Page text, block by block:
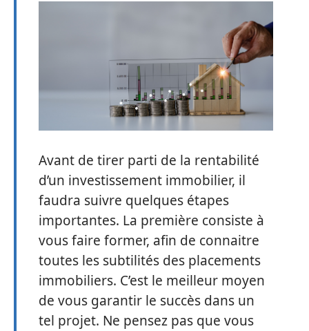
Avant de tirer parti de la rentabilité
d’un investissement immobilier, il
faudra suivre quelques étapes
importantes. La première consiste à
vous faire former, afin de connaitre
toutes les subtilités des placements
immobiliers. C’est le meilleur moyen
de vous garantir le succès dans un
tel projet. Ne pensez pas que vous